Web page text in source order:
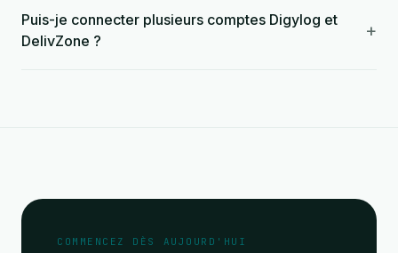
Puis-je connecter plusieurs comptes Digylog et
DelivZone ?
+
COMMENCEZ DÈS AUJOURD'HUI